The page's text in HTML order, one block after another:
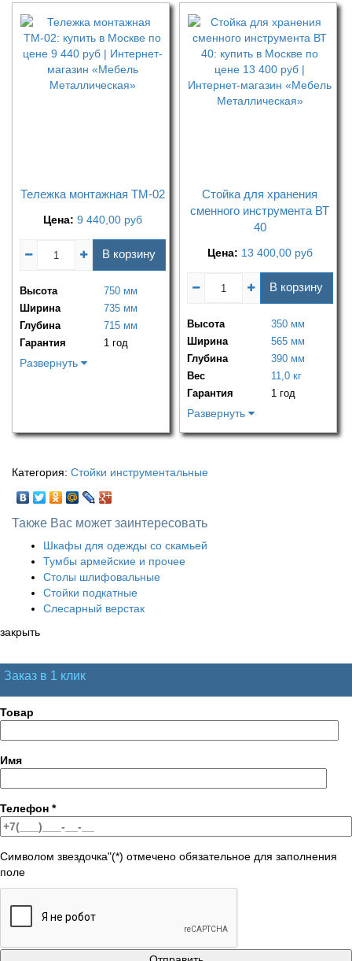
Тележка монтажная ТМ-02
Цена: 9 440,00 руб
В корзину
Высота
750 мм
Ширина
735 мм
Глубина
715 мм
Гарантия
1 год
Развернуть
Стойка для хранения
сменного инструмента ВТ
40
Цена: 13 400,00 руб
В корзину
Высота
350 мм
Ширина
565 мм
Глубина
390 мм
Вес
11,0 кг
Гарантия
1 год
Развернуть
Категория: Стойки инструментальные
Также Вас может заинтересовать
Шкафы для одежды со скамьей
Тумбы армейские и прочее
Столы шлифовальные
Стойки подкатные
Слесарный верстак
закрыть
Заказ в 1 клик
Товар
Имя
Телефон *
Символом звездочка"(*) отмечено обязательное для заполнения
поле